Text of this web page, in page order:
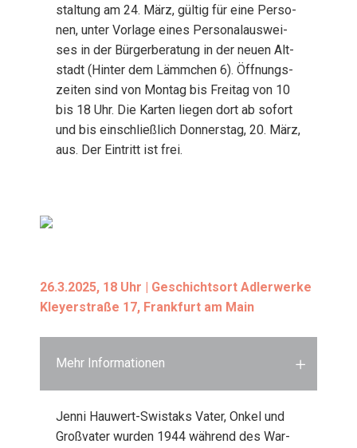
stal­tung am 24. März, gül­tig für eine Per­so­
nen, unter Vor­la­ge eines Per­so­nal­aus­wei­
ses in der Bür­ger­be­ra­tung in der neu­en Alt­
stadt (Hin­ter dem Lämm­chen 6). Öff­nungs­
zei­ten sind von Mon­tag bis Frei­tag von 10
bis 18 Uhr. Die Kar­ten lie­gen dort ab sofort
und bis ein­schließ­lich Don­ners­tag, 20. März,
aus. Der Ein­tritt ist frei.
26.3.2025, 18 Uhr | Geschichts­ort Adler­wer­ke
Kley­er­stra­ße 17, Frank­furt am Main
Mehr Informationen
Jen­ni Hau­wert-Swistaks Vater, Onkel und
Groß­va­ter wur­den 1944 wäh­rend des War­